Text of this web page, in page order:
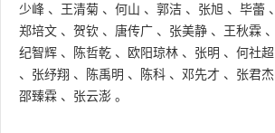
少峰 、 王清菊 、 何山 、 郭洁 、 张旭 、 毕蕾 、
郑培文 、 贺钦 、 唐传广 、 张美静 、 王秋霖 、
纪智辉 、 陈哲乾 、 欧阳琼林 、 张明 、 何社超
、 张纾翔 、 陈禹明 、 陈科 、 邓先才 、 张君杰
邵臻霖 、 张云澎 。